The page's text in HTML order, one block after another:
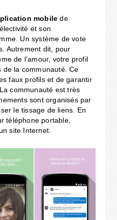
mobile de
et son
Un système de vote
Autrement dit, pour
de l’amour, votre profil
de la communauté. Ce
faux profils et de garantir
communauté est très
sont organisés par
le tissage de liens. En
téléphone portable,
site Internet.